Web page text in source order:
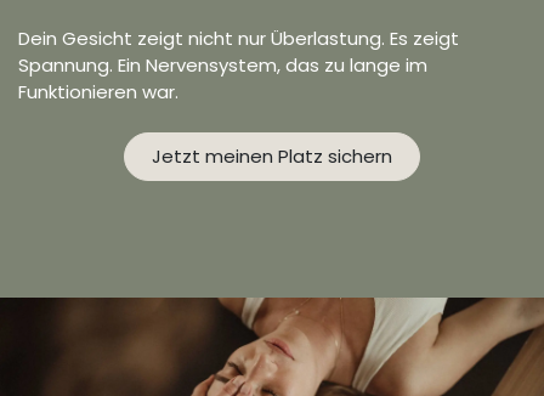
Dein Gesicht zeigt nicht nur Überlastung. Es zeigt
Spannung. Ein Nervensystem, das zu lange im
Funktionieren war.
Jetzt meinen Platz sichern​​​